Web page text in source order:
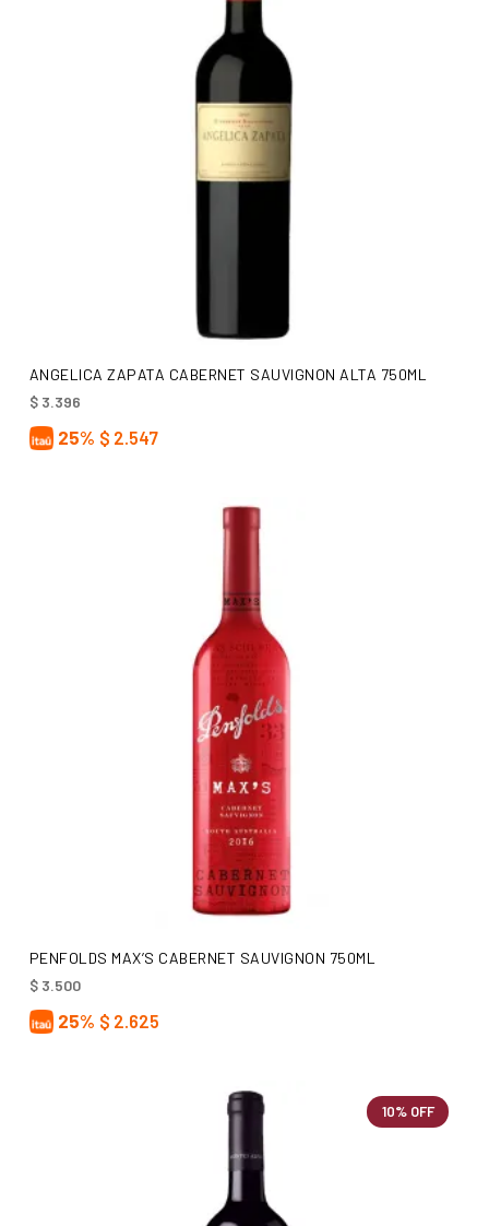
AÑADIR AL CARRITO
ANGELICA ZAPATA CABERNET SAUVIGNON ALTA 750ML
$3.396
25% $ 2.547
AÑADIR AL CARRITO
PENFOLDS MAX’S CABERNET SAUVIGNON 750ML
$3.500
25% $ 2.625
10% OFF